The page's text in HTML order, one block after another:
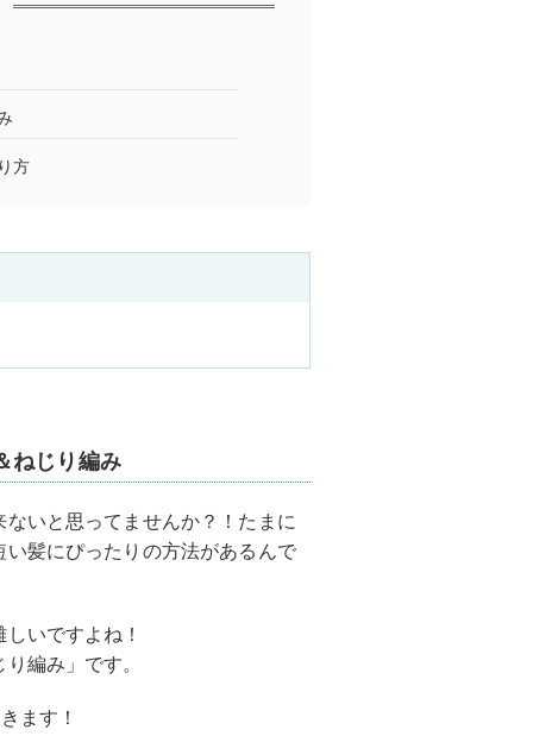
方
ねじり編み
いと思ってませんか？！たまに
髪にぴったりの方法があるんで
いですよね！
編み」です。
ます！